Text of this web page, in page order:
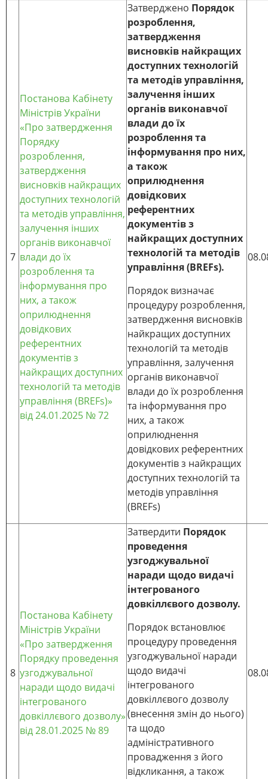
7
Постанова Кабінету
Міністрів України
«Про затвердження
Порядку
розроблення,
затвердження
висновків найкращих
доступних технологій
та методів управління,
залучення інших
органів виконавчої
влади до їх
розроблення та
інформування про
них, а також
оприлюднення
довідкових
референтних
документів з
найкращих доступних
технологій та методів
управління (BREFs)»
від 24.01.2025 № 72
Затверджено Порядок
розроблення,
затвердження
висновків найкращих
доступних технологій
та методів управління,
залучення інших
органів виконавчої
влади до їх
розроблення та
інформування про них,
а також
оприлюднення
довідкових
референтних
документів з
найкращих доступних
технологій та методів
управління (BREFs).
Порядок визначає
процедуру розроблення,
затвердження висновків
найкращих доступних
технологій та методів
управління, залучення
органів виконавчої
влади до їх розроблення
та інформування про
них, а також
оприлюднення
довідкових референтних
документів з найкращих
доступних технологій та
методів управління
(BREFs)
8
Постанова Кабінету
Міністрів України
«Про затвердження
Порядку проведення
узгоджувальної
наради щодо видачі
інтегрованого
довкіллєвого дозволу»
від 28.01.2025 № 89
Затвердити Порядок
проведення
узгоджувальної
наради щодо видачі
інтегрованого
довкіллєвого дозволу.
Порядок встановлює
процедуру проведення
узгоджувальної наради
щодо видачі
інтегрованого
довкіллєвого дозволу
(внесення змін до нього)
та щодо
адміністративного
провадження з його
відкликання, а також